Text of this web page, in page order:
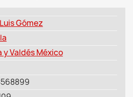
Gómez
y Valdés México